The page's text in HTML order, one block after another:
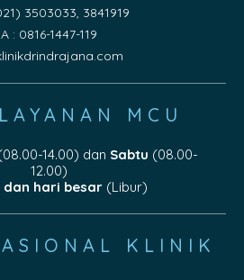
3503033, 3841919
: 0816-1447-119
MCU
14.00) dan Sabtu (08.00-
12.00)
dan hari besar(Libur)
KLINIK